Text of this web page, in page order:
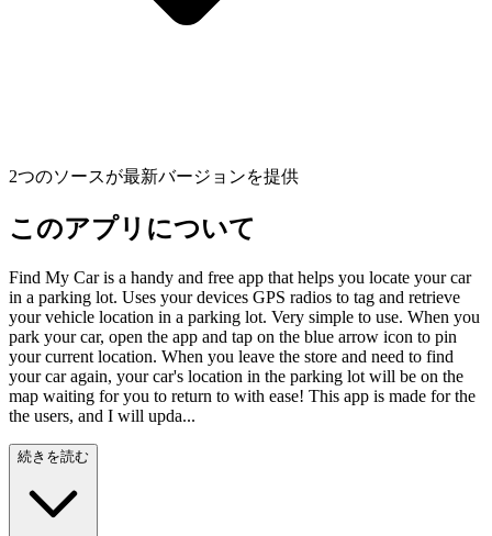
2つのソースが最新バージョンを提供
このアプリについて
Find My Car is a handy and free app that helps you locate your car
in a parking lot. Uses your devices GPS radios to tag and retrieve
your vehicle location in a parking lot. Very simple to use. When you
park your car, open the app and tap on the blue arrow icon to pin
your current location. When you leave the store and need to find
your car again, your car's location in the parking lot will be on the
map waiting for you to return to with ease! This app is made for the
the users, and I will upda...
続きを読む